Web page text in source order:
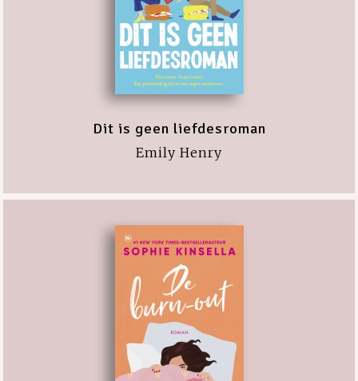
Dit is geen liefdesroman
Emily Henry